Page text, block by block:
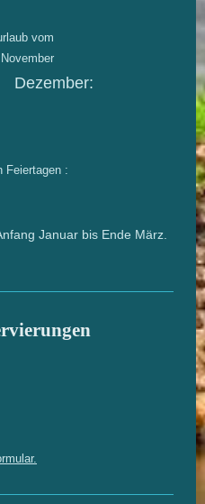
vom
Feiertagen :
Januar bis Ende März.